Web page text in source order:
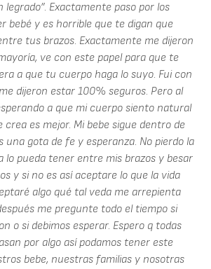
Exactamente paso por los
bebé y es horrible que te digan que
tus brazos. Exactamente me dijeron
ve con este papel para que te
a que tu cuerpo haga lo suyo. Fui con
dijeron estar 100% seguros. Pero al
a que mi cuerpo siento natural
crea es mejor. Mi bebe sigue dentro de
una gota de fe y esperanza. No pierdo la
lo pueda tener entre mis brazos y besar
y si no es así aceptare lo que la vida
algo qué tal veda me arrepienta
me pregunte todo el tiempo si
o si debimos esperar. Espero q todas
por algo así podamos tener este
bebe, nuestras familias y nosotras